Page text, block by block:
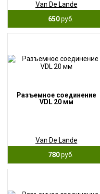
Van De Lande
650руб.
Разъемное соединение
VDL 20 мм
Van De Lande
780руб.